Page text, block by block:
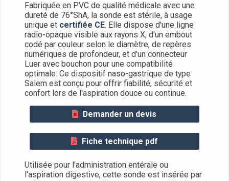
Fabriquée en PVC de qualité médicale avec une
dureté de 76°ShA, la sonde est stérile, à usage
unique et certifiée CE. Elle dispose d'une ligne
radio-opaque visible aux rayons X, d'un embout
codé par couleur selon le diamètre, de repères
numériques de profondeur, et d'un connecteur
Luer avec bouchon pour une compatibilité
optimale. Ce dispositif naso-gastrique de type
Salem est conçu pour offrir fiabilité, sécurité et
confort lors de l'aspiration douce ou continue.
Demander un devis
Fiche technique pdf
Utilisée pour l'administration entérale ou
l'aspiration digestive, cette sonde est insérée par